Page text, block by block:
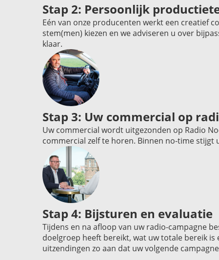
Stap 2: Persoonlijk
Eén van onze producenten werkt een creatief
stem(men) kiezen en we adviseren u over
klaar.
Stap 3: Uw commercial op
Uw commercial wordt uitgezonden op Radio
commercial zelf te horen. Binnen no-time stijgt
Stap 4: Bijsturen en evaluatie
Tijdens en na afloop van uw radio-campagne
doelgroep heeft bereikt, wat uw totale bereik is
uitzendingen zo aan dat uw volgende